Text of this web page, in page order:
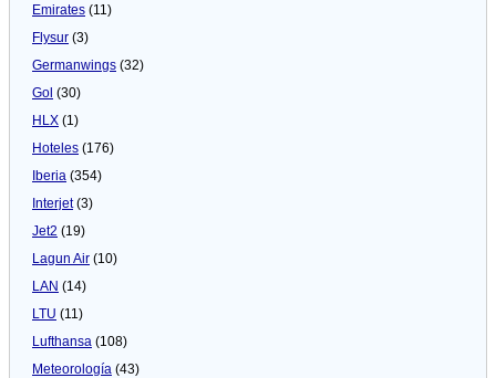
Emirates (11)
Flysur (3)
Germanwings (32)
Gol (30)
HLX (1)
Hoteles (176)
Iberia (354)
Interjet(3)
Jet2 (19)
Lagun Air (10)
LAN (14)
LTU (11)
Lufthansa (108)
Meteorologí­a (43)